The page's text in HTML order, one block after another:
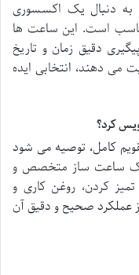
به دنبال یک اکسسوری
است. این ساعت ها
دقیق زمان و تاریخ
می دهند، انتخابی ایده
کرد؟
کامل، توصیه می شود
توسط یک ساعت ساز متخصص و
کردن، روغن کاری و
عملکرد صحیح و دقیق آن